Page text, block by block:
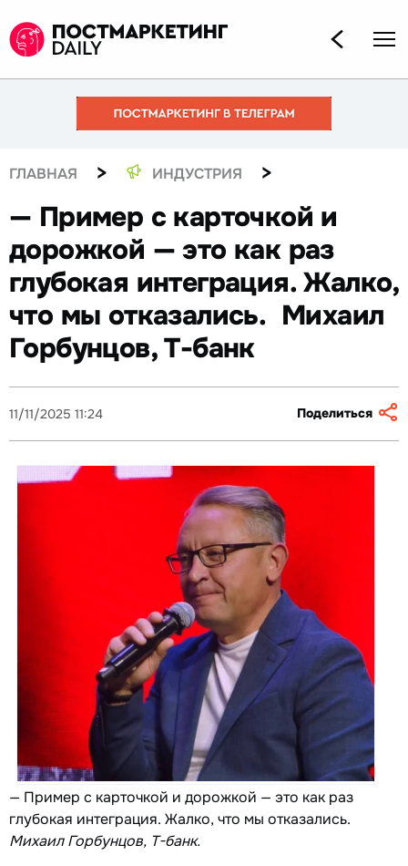
ГЛАВНАЯ > ИНДУСТРИЯ >
— Пример с карточкой и
дорожкой — это как раз
глубокая интеграция. Жалко,
что мы отказались. Михаил
Горбунцов, Т-банк
11/11/2025 11:24 Поделиться
— Пример с карточкой и дорожкой — это как раз
глубокая интеграция. Жалко, что мы отказались.
Михаил Горбунцов, Т-банк.